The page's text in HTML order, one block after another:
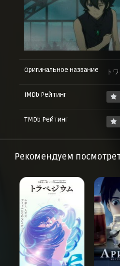
Оригинальное название ト
IMDb Рейтинг
TMDb Рейтинг
Рекомендуем